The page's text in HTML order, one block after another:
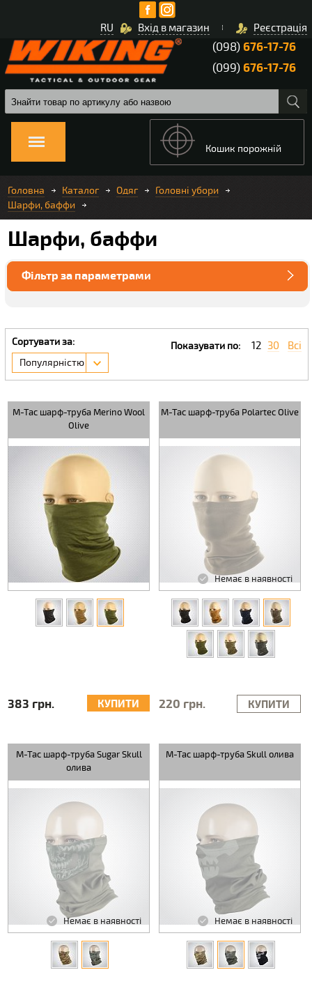
Вхід в магазин Реєстрація
RU
(098)676-17-76
(099)676-17-76
Кошик порожній
Головна Каталог Одяг
Головні убори
Шарфи, баффи
Шарфи, баффи
Фільтр за параметрами
Сортувати за:
Популярністю
Показувати по: 12 30 Всі
M-Tac шарф-труба Merino Wool
Olive
383 грн. КУПИТИ
M-Tac шарф-труба Polartec Olive
Немає в наявності
220 грн. КУПИТИ
M-Tac шарф-труба Sugar Skull
олива
Немає в наявності
M-Tac шарф-труба Skull олива
Немає в наявності